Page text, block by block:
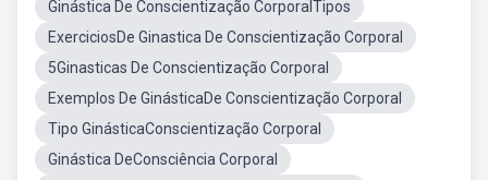
Ginástica De Conscientização CorporalTipos
ExerciciosDe Ginastica De Conscientização Corporal
5Ginasticas De Conscientização Corporal
Exemplos De GinásticaDe Conscientização Corporal
Tipo GinásticaConscientização Corporal
Ginástica DeConsciência Corporal